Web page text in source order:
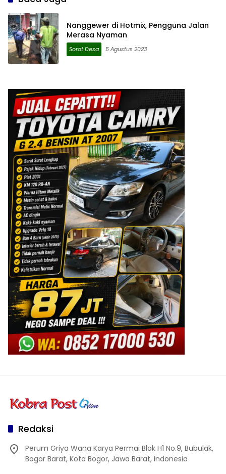
Nanggewer di Hotmix, Pengguna Jalan
Merasa Nyaman
Sorot Desa 5 Agustus 2023
Redaksi
Perum Griya Wana Karya Permai Blok H1 No.9, Bubulak,
Bogor Barat, Kota Bogor, Jawa Barat, Indonesia